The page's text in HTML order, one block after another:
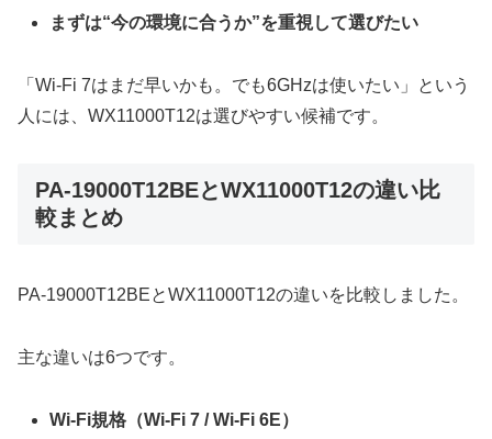
まずは“今の環境に合うか”を重視して選びたい
「Wi-Fi 7はまだ早いかも。でも6GHzは使いたい」という
人には、WX11000T12は選びやすい候補です。
PA-19000T12BEとWX11000T12の違い比
較まとめ
PA-19000T12BEとWX11000T12の違いを比較しました。
主な違いは6つです。
Wi-Fi規格（Wi-Fi 7 / Wi-Fi 6E）